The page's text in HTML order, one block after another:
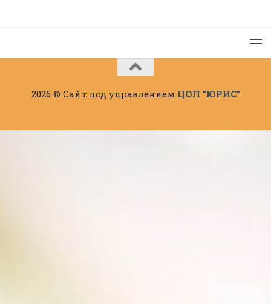
2026 © Сайт под управлением ЦОП "ЮРИС"